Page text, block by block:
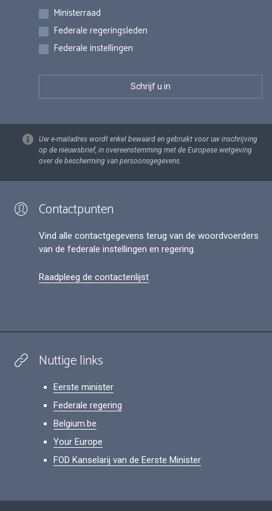
Inschrijvingen
Ministerraad
Federale regeringsleden
Federale instellingen
Uw e-mailadres wordt enkel bewaard en gebruikt voor uw inschrijving
op de nieuwsbrief, in overeenstemming met de Europese wetgeving
over de bescherming van persoonsgegevens.
Contactpunten
Vind alle contactgegevens terug van de woordvoerders
van de federale instellingen en regering.
Raadpleeg de contactenlijst
Nuttige links
Eerste minister
Federale regering
Belgium.be
Your Europe
FOD Kanselarij van de Eerste Minister